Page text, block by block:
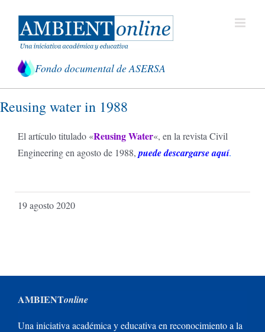
contenido
Fondo documental de ASERSA
Reusing water in 1988
El artículo titulado «Reusing Water«, en la revista Civil
Engineering en agosto de 1988, puede descargarse aquí.
19 agosto 2020
AMBIENTonline
Una iniciativa académica y educativa en reconocimiento a la